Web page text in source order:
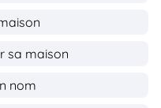
sa maison
nom